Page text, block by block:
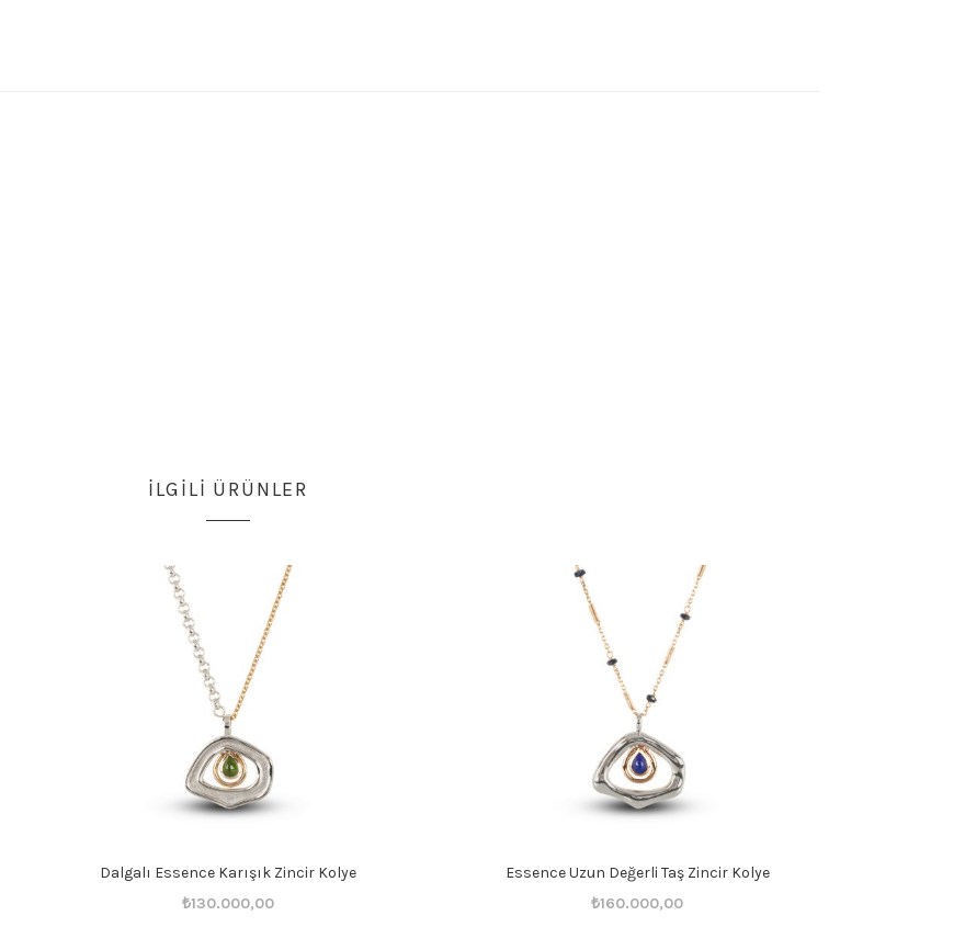
İLGILI ÜRÜNLER
Dalgalı Essence Karışık Zincir Kolye
Orijinal
₺130.000,00Şu
Essence Uzun Değerli Taş Zincir Kolye
Orijinal
₺160.000,00Şu